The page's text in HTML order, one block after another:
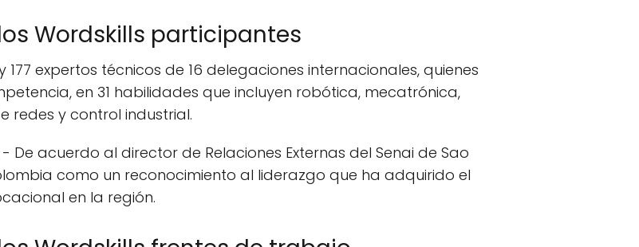
Wordskills participantes
expertos técnicos de 16 delegaciones internacionales, quienes
en 31 habilidades que incluyen robótica, mecatrónica,
redes y control industrial.
- De acuerdo al director de Relaciones Externas del Senai de Sao
como un reconocimiento al liderazgo que ha adquirido el
en la región.